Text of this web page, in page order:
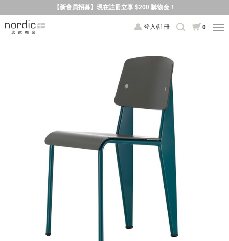
【新會員招募】現在註冊立享 $200 購物金！
登入/註冊 0